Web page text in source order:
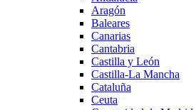
Aragón
Baleares
Canarias
Cantabria
Castilla y León
Castilla-La Mancha
Cataluña
Ceuta